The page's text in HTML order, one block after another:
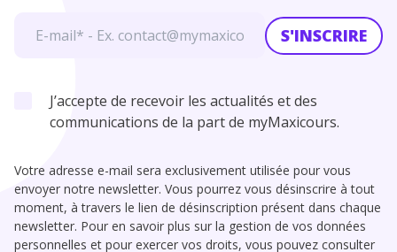
S'INSCRIRE
J’accepte de recevoir les actualités et des
communications de la part de myMaxicours.
Votre adresse e-mail sera exclusivement utilisée pour vous
envoyer notre newsletter. Vous pourrez vous désinscrire à tout
moment, à travers le lien de désinscription présent dans chaque
newsletter. Pour en savoir plus sur la gestion de vos données
personnelles et pour exercer vos droits, vous pouvez consulter